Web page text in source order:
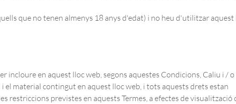
que no tenen almenys 18 anys d'edat) i no heu d'utilitzar aquest
en aquest lloc web, segons aquestes Condicions, Caliu i / o
material contingut en aquest lloc web, i tots aquests drets estan
restriccions previstes en aquests Termes, a efectes de visualització